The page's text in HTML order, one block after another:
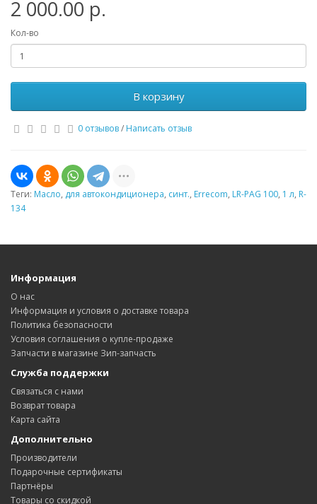
2 000.00 р.
Кол-во
В корзину
0 отзывов/ Написать отзыв
Теги: Масло, для автокондиционера, синт., Errecom, LR-PAG 100, 1 л, R-
134
Информация
О нас
Информация и условия о доставке товара
Политика безопасности
Условия соглашения о купле-продаже
Запчасти в магазине Зип-запчасть
Служба поддержки
Связаться с нами
Возврат товара
Карта сайта
Дополнительно
Производители
Подарочные сертификаты
Партнёры
Товары со скидкой